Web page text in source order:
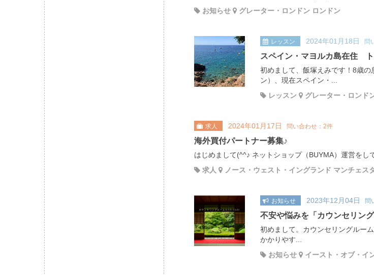
お知らせ
グレーター・ロンドン ロンドン
レッスン 2024年01月18日 問
スペイン・マヨルカ島在住
初めまして、飯塚えみです！8歳
ン）、現在スペイン・...
レッスン
グレーター・ロンド
求人 2024年01月17日 問い合わせ：2件
海外買付パートナー募集♪
はじめまして(^^♪ ネットショップ（BUYMA）運営をし
求人
ノース・ウェスト・イングランド マンチェス
お知らせ 2023年12月04日 問
不安や悩みを「カウンセリン
初めまして。カウンセリングルー
かかりやす...
お知らせ
イースト・オブ・イ